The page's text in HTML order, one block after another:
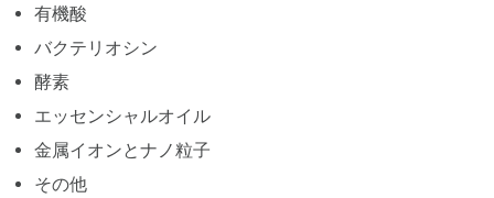
有機酸
バクテリオシン
酵素
エッセンシャルオイル
金属イオンとナノ粒子
その他